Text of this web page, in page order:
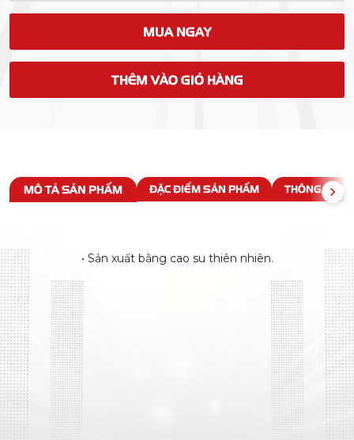
MUA NGAY
THÊM VÀO GIỎ HÀNG
MÔ TẢ SẢN PHẨM ĐẶC ĐIỂM SẢN PHẨM THÔNG SỐ
• Sản xuất bằng cao su thiên nhiên.